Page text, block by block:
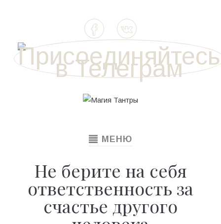
TOGGLE
МЕНЮ
Не берите на себя
ответственность за
счастье другого